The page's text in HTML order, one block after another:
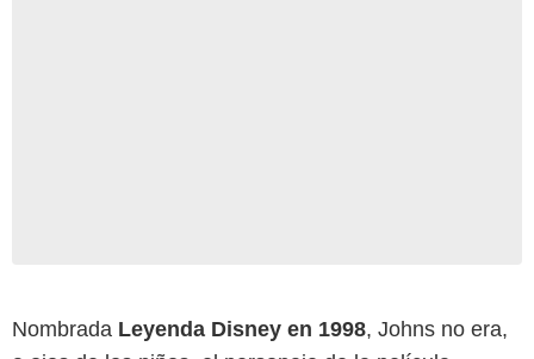
Nombrada Leyenda Disney en 1998, Johns no era,